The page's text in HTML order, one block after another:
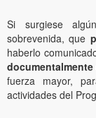
Si surgiese
sobrevenida, que
haberlo
documentalmente
fuerza mayor,
actividades del